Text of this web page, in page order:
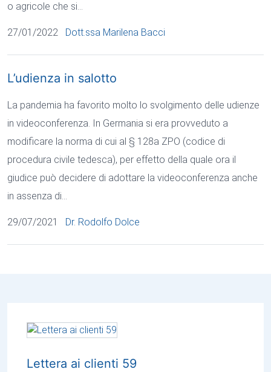
o agricole che si…
27/01/2022 Dott.ssa Marilena Bacci
L’udienza in salotto
La pandemia ha favorito molto lo svolgimento delle udienze
in videoconferenza. In Germania si era provveduto a
modificare la norma di cui al § 128a ZPO (codice di
procedura civile tedesca), per effetto della quale ora il
giudice può decidere di adottare la videoconferenza anche
in assenza di…
29/07/2021 Dr. Rodolfo Dolce
Lettera ai clienti 59